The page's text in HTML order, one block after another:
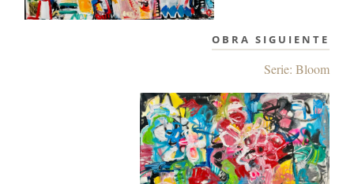
OBRA SIGUIENTE
Serie: Bloom